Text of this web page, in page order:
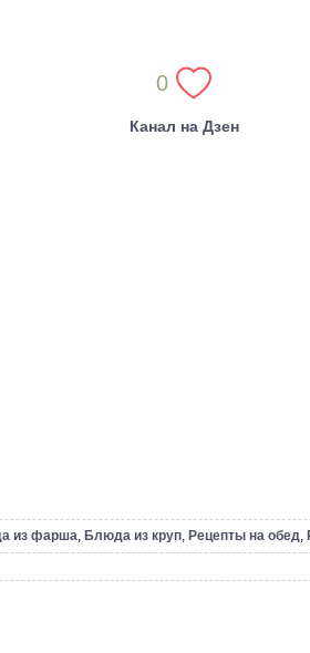
0
Канал на Дзен
из фарша, Блюда из круп, Рецепты на обед,